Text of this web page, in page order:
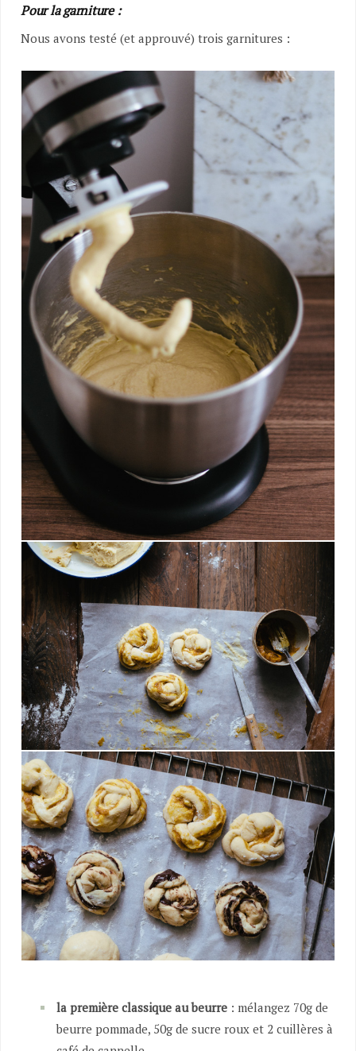
Pour la garniture :
Nous avons testé (et approuvé) trois garnitures :
la première classique au beurre : mélangez 70g de
beurre pommade, 50g de sucre roux et 2 cuillères à